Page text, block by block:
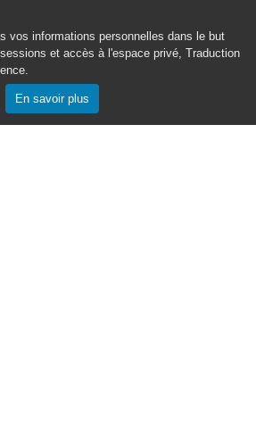
vos informations personnelles dans le but
et accès à l'espace privé, Traduction
.
En savoir plus
vide :